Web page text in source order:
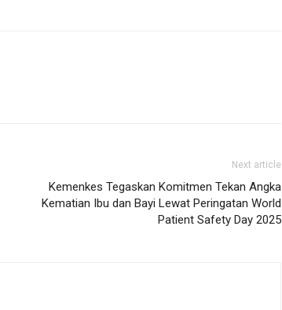
Next article
Kemenkes Tegaskan Komitmen Tekan Angka
Kematian Ibu dan Bayi Lewat Peringatan World
Patient Safety Day 2025